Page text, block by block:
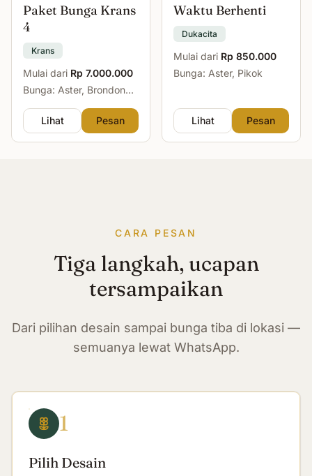
Paket Bunga Krans
4
Krans
Mulai dari Rp 7.000.000
Bunga: Aster, Brondong,
Lihat
Pesan
Waktu Berhenti
Dukacita
Mulai dari Rp 850.000
Bunga: Aster, Pikok
Lihat Pesan
CARA PESAN
Tiga langkah, ucapan
tersampaikan
Dari pilihan desain sampai bunga tiba di lokasi —
semuanya lewat WhatsApp.
1
Pilih Desain